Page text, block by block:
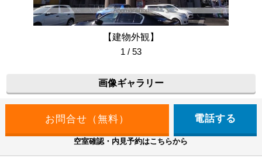
【建物外観】
1 / 53
画像ギャラリー
電話する
空室確認・内見予約はこちらから